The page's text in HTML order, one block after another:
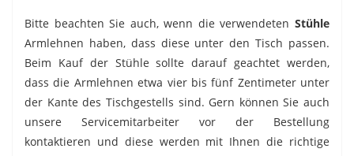
Bitte beachten Sie auch, wenn die verwendeten Stühle
Armlehnen haben, dass diese unter den Tisch passen.
Beim Kauf der Stühle sollte darauf geachtet werden,
dass die Armlehnen etwa vier bis fünf Zentimeter unter
der Kante des Tischgestells sind. Gern können Sie auch
unsere Servicemitarbeiter vor der Bestellung
kontaktieren und diese werden mit Ihnen die richtige